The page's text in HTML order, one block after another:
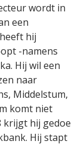
wordt in
een
hij
-namens
Hij wil een
naar
Middelstum,
komt niet
krijgt hij gedoe
Hij stapt